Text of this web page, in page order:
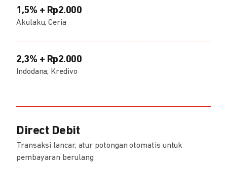
1,5% + Rp2.000
Akulaku, Ceria
2,3% + Rp2.000
Indodana, Kredivo
Direct Debit
Transaksi lancar, atur potongan otomatis untuk
pembayaran berulang